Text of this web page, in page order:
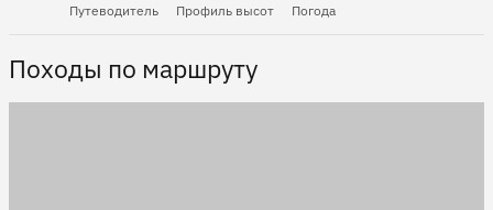
Путеводитель Профиль высот Погода
Походы по маршруту